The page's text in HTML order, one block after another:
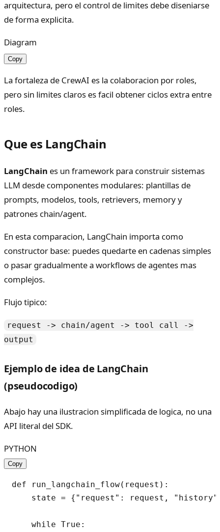
arquitectura, pero el control de limites debe diseniarse
de forma explicita.
Diagram
Copy
La fortaleza de CrewAI es la colaboracion por roles,
pero sin limites claros es facil obtener ciclos extra entre
roles.
Que es LangChain
LangChain es un framework para construir sistemas
LLM desde componentes modulares: plantillas de
prompts, modelos, tools, retrievers, memory y
patrones chain/agent.
En esta comparacion, LangChain importa como
constructor base: puedes quedarte en cadenas simples
o pasar gradualmente a workflows de agentes mas
complejos.
Flujo tipico:
request -> chain/agent -> tool call ->
output
Ejemplo de idea de LangChain
(pseudocodigo)
Abajo hay una ilustracion simplificada de logica, no una
API literal del SDK.
PYTHON
Copy
def run_langchain_flow(request):
state = {"request": request,
    while True: